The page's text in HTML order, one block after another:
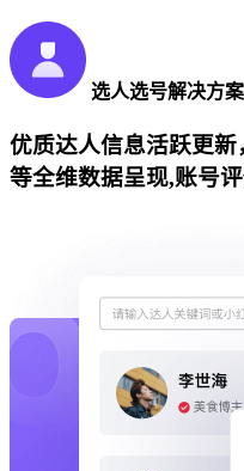
选人选号解决方案
优质达人信息活跃更
等全维数据呈现,账号